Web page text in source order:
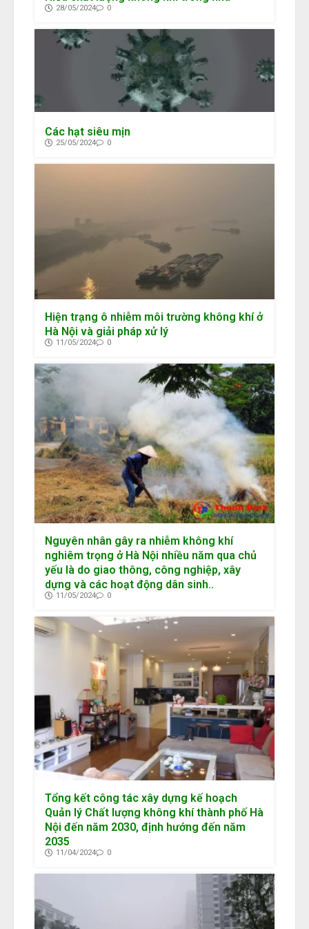
28/05/2024 0
Các hạt siêu mịn
25/05/2024 0
Hiện trạng ô nhiễm môi trường không khí ở
Hà Nội và giải pháp xử lý
11/05/2024 0
Nguyên nhân gây ra nhiễm không khí
nghiêm trọng ở Hà Nội nhiều năm qua chủ
yếu là do giao thông, công nghiệp, xây
dựng và các hoạt động dân sinh..
11/05/2024 0
Tổng kết công tác xây dựng kế hoạch
Quản lý Chất lượng không khí thành phố Hà
Nội đến năm 2030, định hướng đến năm
2035
11/04/2024 0
Khi dấu chân carbon quyết định
doanh nghiệp đi hay ở lại thị trường